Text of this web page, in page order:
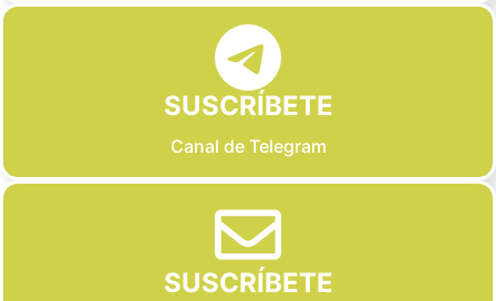
SUSCRÍBETE
Canal de Telegram
SUSCRÍBETE